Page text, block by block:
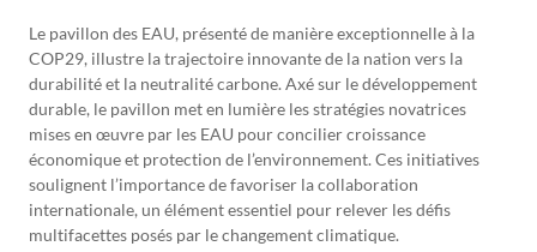
Le pavillon des EAU, présenté de manière exceptionnelle à la
COP29, illustre la trajectoire innovante de la nation vers la
durabilité et la neutralité carbone. Axé sur le développement
durable, le pavillon met en lumière les stratégies novatrices
mises en œuvre par les EAU pour concilier croissance
économique et protection de l’environnement. Ces initiatives
soulignent l’importance de favoriser la collaboration
internationale, un élément essentiel pour relever les défis
multifacettes posés par le changement climatique.